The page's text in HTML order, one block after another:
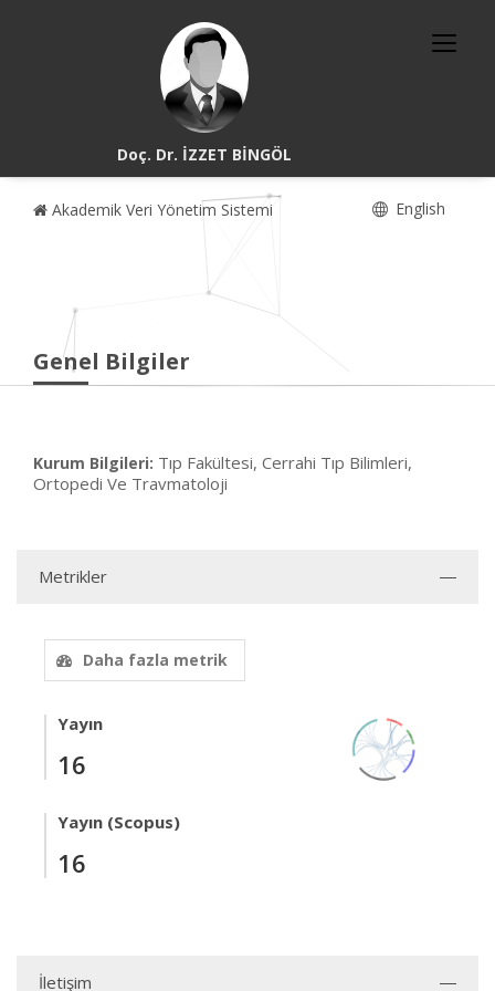
Doç. Dr. İZZET BİNGÖL
Akademik Veri Yönetim Sistemi English
Genel Bilgiler
Kurum Bilgileri: Tıp Fakültesi, Cerrahi Tıp Bilimleri,
Ortopedi Ve Travmatoloji
Metrikler
Daha fazla metrik
Yayın
16
Yayın (Scopus)
16
İletişim